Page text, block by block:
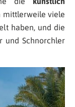
mittlerweile viele
haben, und die
und Schnorchler